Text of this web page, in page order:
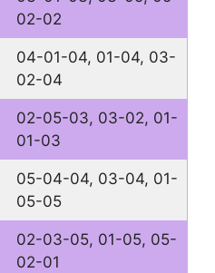
02-02
04-01-04, 01-04, 03-
02-04
02-05-03, 03-02, 01-
01-03
05-04-04, 03-04, 01-
05-05
02-03-05, 01-05, 05-
02-01